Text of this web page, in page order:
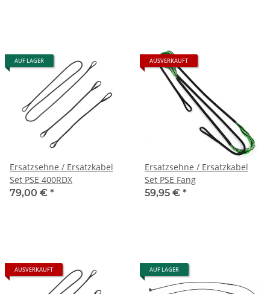
AUF LAGER
Ersatzsehne / Ersatzkabel
Set PSE 400RDX
79,00 € *
AUSVERKAUFT
Ersatzsehne / Ersatzkabel
Set PSE Fang
59,95 € *
AUSVERKAUFT AUF LAGER